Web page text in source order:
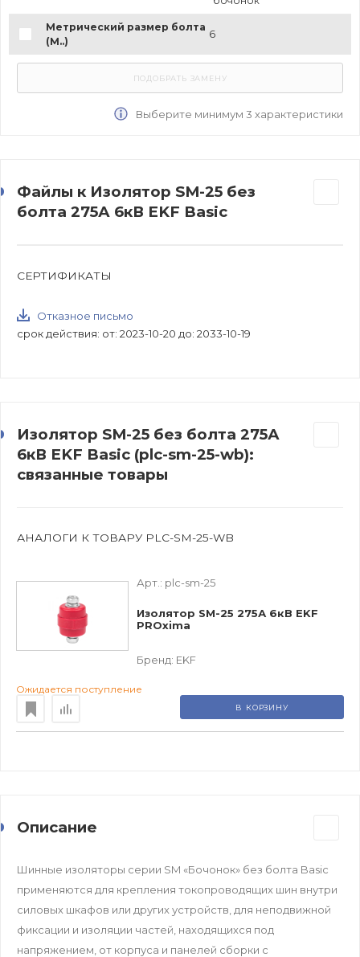
Метрический размер болта
(М..)
6
Выберите минимум 3 характеристики
Файлы к Изолятор SM-25 без
болта 275А 6кВ EKF Basic
СЕРТИФИКАТЫ
Отказное письмо
срок действия: от: 2023-10-20 до: 2033-10-19
Изолятор SM-25 без болта 275А
6кВ EKF Basic (plc-sm-25-wb):
связанные товары
АНАЛОГИ К ТОВАРУ PLC-SM-25-WB
Арт.: plc-sm-25
Изолятор SM-25 275А 6кВ EKF
PROxima
Бренд: EKF
Ожидается поступление
В КОРЗИНУ
Описание
Шинные изоляторы серии SM «Бочонок» без болта Basic
применяются для крепления токопроводящих шин внутри
силовых шкафов или других устройств, для неподвижной
фиксации и изоляции частей, находящихся под
напряжением, от корпуса и панелей сборки с